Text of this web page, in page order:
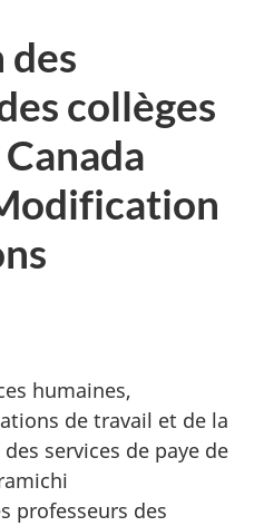
des
collèges
humaines,
de travail et de la
services de paye de
professeurs des